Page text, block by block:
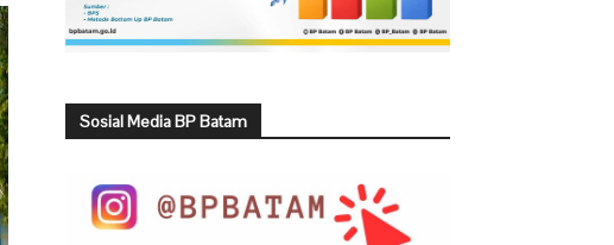
Sosial Media BP Batam